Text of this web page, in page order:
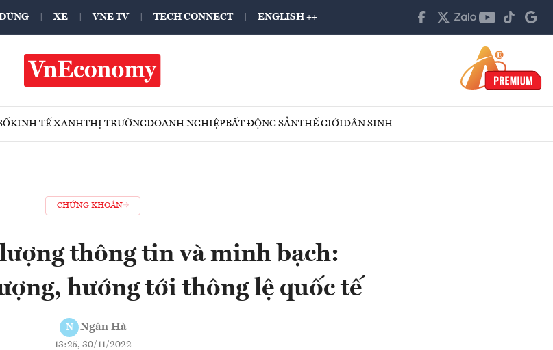
XE VNE TV TECH CONNECT ENGLISH ++
KINH TẾ XANHTHỊ TRƯỜNGDOANH NGHIỆPBẤT ĐỘNG SẢNTHẾ GIỚIDÂN SINH
CHỨNG KHOÁN
thông tin và minh bạch:
hướng tới thông lệ quốc tế
N Ngân Hà
13:25, 30/11/2022